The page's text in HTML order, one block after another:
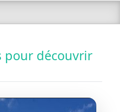
pour découvrir